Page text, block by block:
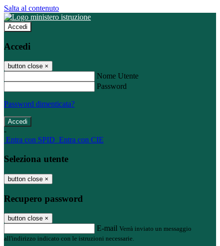
Salta al contenuto
Accedi
Accedi
button close ×
Nome Utente
Password
Password dimenticata?
-
Entra con SPID Entra con CIE
Seleziona utente
button close ×
Recupero password
button close ×
E-mail Verrà inviato un messaggio
all'indirizzo indicato con le istruzioni necessarie.